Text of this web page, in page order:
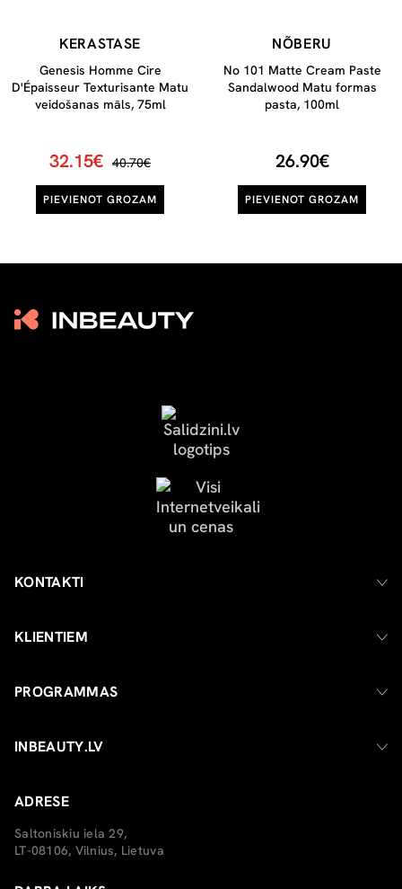
KERASTASE
Genesis Homme Cire
D'Épaisseur Texturisante Matu
veidošanas māls, 75ml
32.15€ 40.70€
PIEVIENOT GROZAM
NÕBERU
No 101 Matte Cream Paste
Sandalwood Matu formas
pasta, 100ml
26.90€
PIEVIENOT GROZAM
KONTAKTI
KLIENTIEM
PROGRAMMAS
INBEAUTY.LV
ADRESE
Saltoniskiu iela 29,
LT-08106, Vilnius, Lietuva